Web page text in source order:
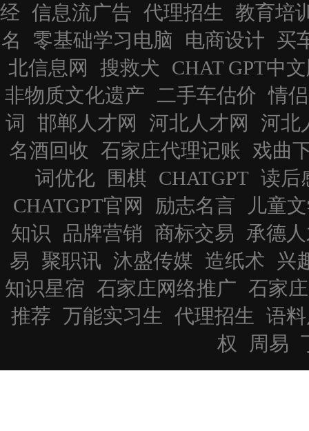
经 信息流广告 代理招生
教育培
名
零基础学习电脑 电商设计 买
北信息网
搜救犬
CHAT GPT中
非物质文化遗产 二手车估价 情
词
邯郸人才网 河北人才网
河北
名酒回收 石家庄代理记账
戏曲
词优化
围棋 CHATGPT 读后
CHATGPT官网
励志名言
儿童
知识
品牌营销 商标交易
承德
易
聚职讯 沐盛传媒 造纸术
兴
知识星宿 石家庄网络推广 石家
推荐 万能实习生 代理招生
语
权
周易